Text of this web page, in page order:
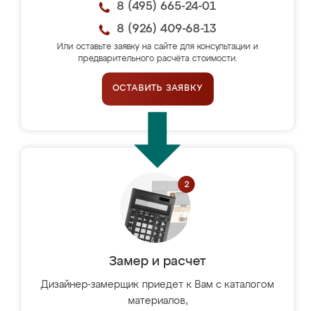
8 (495) 665-24-01
8 (926) 409-68-13
Или оставьте заявку на сайте для консультации и
предварительного расчёта стоимости.
ОСТАВИТЬ ЗАЯВКУ
Замер и расчет
Дизайнер-замерщик приедет к Вам с каталогом
материалов,